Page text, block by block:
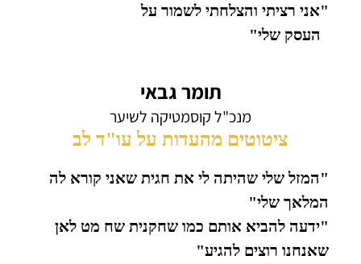
"אני רציתי והצלחתי לשמור על
העסק שלי"
תומר גבאי
מנכ"ל קוסמטיקה לשיער
ציטוטים מהעדות על עו"ד לב
"המזל שלי שהיתה לי את חגית שאני קורא לה
המלאך שלי"
"ידעה להביא אותם כמו שחקנית שח מט לאן
שאנחנו רוצים להגיע"